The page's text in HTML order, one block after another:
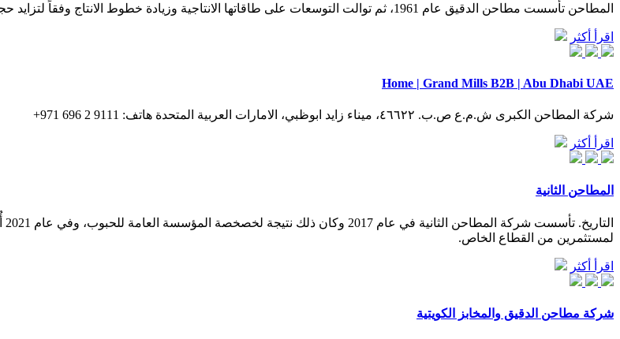
المطاحن تأسست مطاحن الدقيق عام 1961، ثم توالت التوسعات على طاقاتها الانتاجية وزيادة خطوط الانتاج وفقاً لتزايد حجم الطلب على منتجات المطاحن ، وفي سنة 1975 تم إنشاء مصنع كبس النخالة.
اقرأ أكثر
Home | Grand Mills B2B | Abu Dhabi UAE
شركة المطاحن الكبرى ش.م.ع ص.ب. ٤٦٦٢٢، ميناء زايد ابوظبي، الامارات العربية المتحدة هاتف: 9111 2 696 971+
اقرأ أكثر
المطاحن الثانية
لمستثمرين من القطاع الخاص.
اقرأ أكثر
شركة مطاحن الدقيق والمخابز الكويتية